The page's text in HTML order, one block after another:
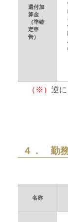
還付加
算金
（準確
定申
告）
（※） 逆に
４． 勤
名称